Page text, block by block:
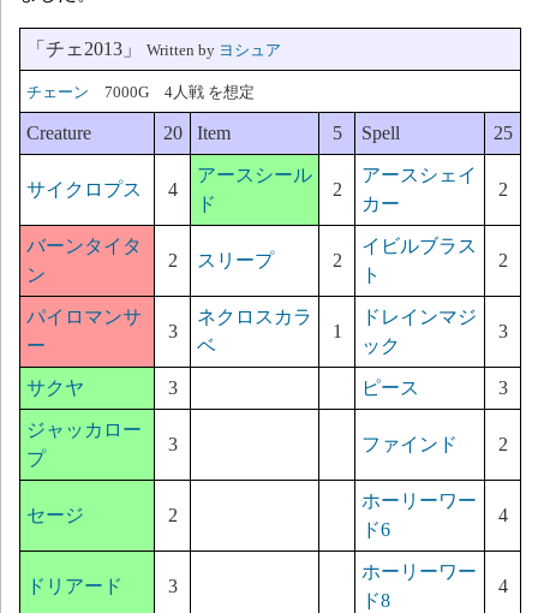
「チェ2013」 Written by ヨシュア
チェーン 7000G 4人戦 を想定
Creature 20 Item 5 Spell 25
サイクロプス 4
アースシール
ド
2
アースシェイ
カー
2
バーンタイタ
ン
2 スリープ 2
イビルブラス
ト
2
パイロマンサ
ー
3
ネクロスカラ
ベ
1
ドレインマジ
ック
3
サクヤ 3 ピース 3
ジャッカロー
プ
3 ファインド 2
セージ 2
ホーリーワー
ド6
4
ドリアード 3
ホーリーワー
ド8
4